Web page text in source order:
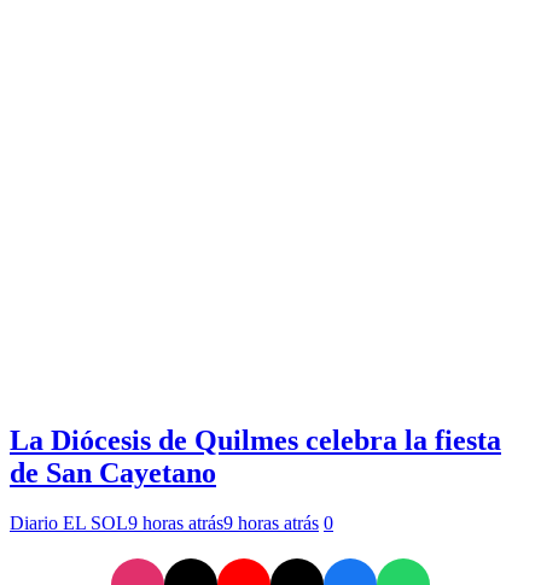
La Diócesis de Quilmes celebra la fiesta
de San Cayetano
Diario EL SOL9 horas atrás9 horas atrás 0